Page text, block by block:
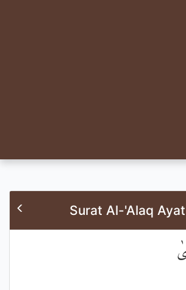
Surat Al-'Alaq